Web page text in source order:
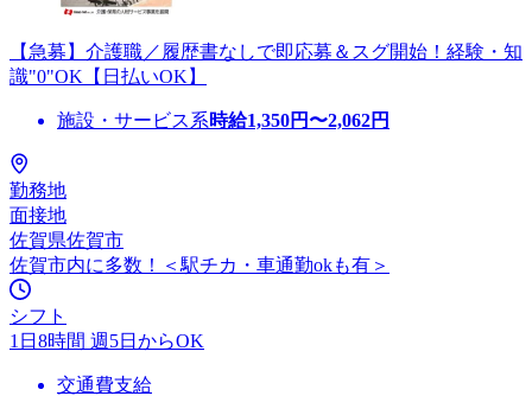
【急募】介護職／履歴書なしで即応募＆スグ開始！経験・知
識"0"OK【日払いOK】
施設・サービス系時給1,350円〜2,062円
勤務地
面接地
佐賀県佐賀市
佐賀市内に多数！＜駅チカ・車通勤okも有＞
シフト
1日8時間 週5日からOK
交通費支給